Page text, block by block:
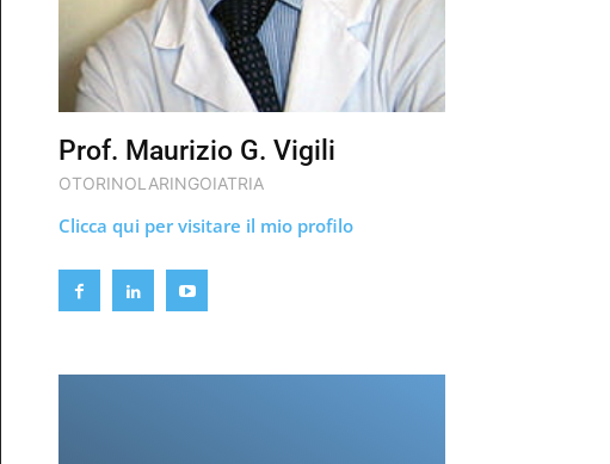
Prof. Maurizio G. Vigili
OTORINOLARINGOIATRIA
Clicca qui per visitare il mio profilo